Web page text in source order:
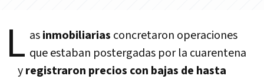
L asinmobiliarias concretaron operaciones
que estaban postergadas por la cuarentena
yregistraron precios con bajas de hasta